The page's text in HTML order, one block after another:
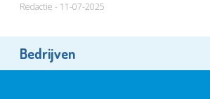
Redactie - 11-07-2025
Bedrijven